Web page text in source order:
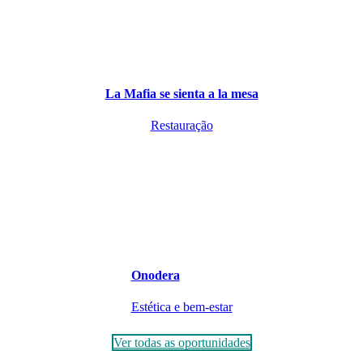
La Mafia se sienta a la mesa
Restauração
Onodera
Estética e bem-estar
Ver todas as oportunidades